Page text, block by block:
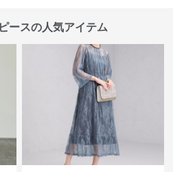
ースの人気アイテム